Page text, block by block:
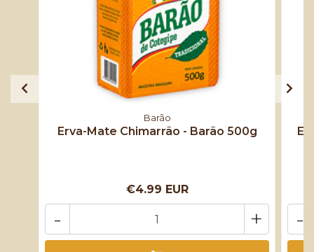
Barão
Erva-Mate Chimarrão - Barão 500g
€4.99 EUR
+
- -